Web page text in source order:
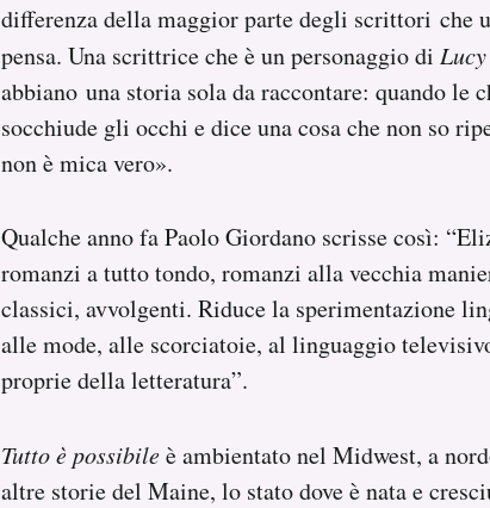
differenza della maggior parte degli scrittori che
pensa. Una scrittrice che è un personaggio di
abbiano una storia sola da raccontare: quando le
socchiude gli occhi e dice una cosa che non so
non è mica vero».
Qualche anno fa Paolo Giordano scrisse così:
romanzi a tutto tondo, romanzi alla vecchia
classici, avvolgenti. Riduce la sperimentazione
alle mode, alle scorciatoie, al linguaggio
proprie della letteratura”.
Tutto è possibileè ambientato nel Midwest, a
altre storie del Maine, lo stato dove è nata e